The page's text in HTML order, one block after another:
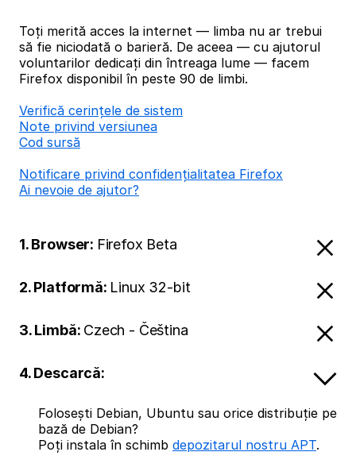
Toți merită acces la internet — limba nu ar trebui
să fie niciodată o barieră. De aceea — cu ajutorul
voluntarilor dedicați din întreaga lume — facem
Firefox disponibil în peste 90 de limbi.
Verifică cerințele de sistem
Note privind versiunea
Cod sursă
Notificare privind confidențialitatea Firefox
Ai nevoie de ajutor?
1. Browser: Firefox Beta
2. Platformă: Linux 32-bit
3. Limbă: Czech - Čeština
4. Descarcă:
Folosești Debian, Ubuntu sau orice distribuție pe
bază de Debian?
Poți instala în schimb depozitarul nostru APT.